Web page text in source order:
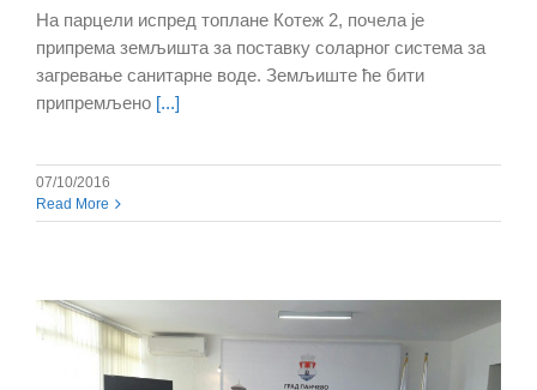
На парцели испред топлане Котеж 2, почела је
припрема земљишта за поставку соларног система за
загревање санитарне воде. Земљиште ће бити
припремљено [...]
07/10/2016
Read More